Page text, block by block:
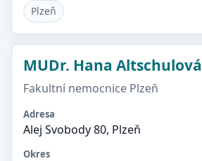
Plzeň
MUDr. Hana Altschulová
Fakultní nemocnice Plzeň
Adresa
Alej Svobody 80, Plzeň
Okres